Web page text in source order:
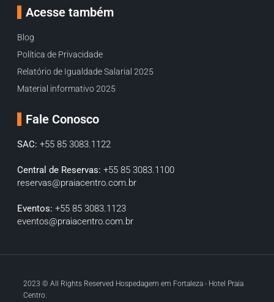
Acesse também
Blog
Política de Privacidade
Relatório de Igualdade Salarial 2025
Material informativo 2025
Fale Conosco
SAC: +55 85 3083.1122
Central de Reservas: +55 85 3083.1100
reservas@praiacentro.com.br
Eventos: +55 85 3083.1123
eventos@praiacentro.com.br
2023 © All Rights Reserved Hospedagem em Fortaleza - Hotel Praia
Centro.